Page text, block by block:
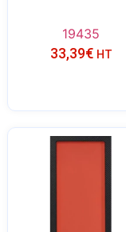
19435
33,39€ HT